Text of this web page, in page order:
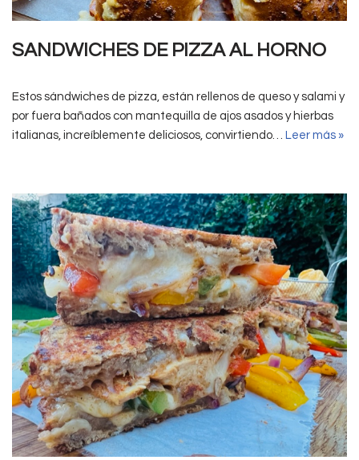
SANDWICHES DE PIZZA AL HORNO
Estos sándwiches de pizza, están rellenos de queso y salami y
por fuera bañados con mantequilla de ajos asados y hierbas
italianas, increíblemente deliciosos, convirtiendo… Leer más »